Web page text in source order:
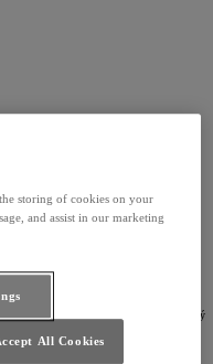
vozidla. Je to 17-miestny alfanumerický
storing of cookies on your
and assist in our marketing
All Cookies